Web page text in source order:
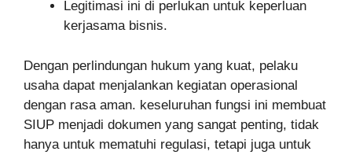
Legitimasi ini di perlukan untuk keperluan
kerjasama bisnis.
Dengan perlindungan hukum yang kuat, pelaku
usaha dapat menjalankan kegiatan operasional
dengan rasa aman. keseluruhan fungsi ini membuat
SIUP menjadi dokumen yang sangat penting, tidak
hanya untuk mematuhi regulasi, tetapi juga untuk